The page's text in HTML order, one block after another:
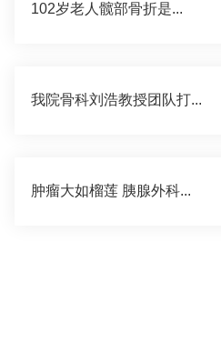
102岁老人髋部骨折是...
我院骨科刘浩教授团队打...
肿瘤大如榴莲 胰腺外科...